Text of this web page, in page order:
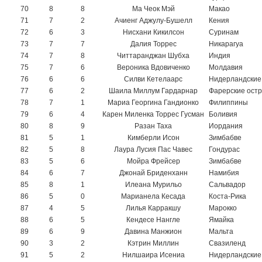
70
8 8 Ма Чеок Мэй
Макао
71
7 2 Ачиенг Аджулу-Бушелл
Кения
72
6 3 Нисхани Кикилсон
Суринам
73
7 7 Далия Торрес
Никарагуа
74
7 8 Читтаранджан Шубха
Индия
75
7 6 Вероника Вдовиченко
Молдавия
76
6 6 Силви Кетелаарс
77
6 2 Шаила Миллум Гардарнар
Фарерские
78
7 1 Мариа Георгина Гандионко
Филиппины
79
6 4 Карен Миленка Торрес Гусман
Боливия
80
8 9 Разан Таха
Иордания
81
5 1 Кимберли Исон
Зимбабве
82
5 8 Лаура Лусия Пас Чавес
Гондурас
83
5 6 Мойра Фрейсер
Зимбабве
84
6 7 Джонай Бриденханн
Намибия
85
8 1 Илеана Мурильо
Сальвадор
86
5 0 Марианела Кесада
Коста-Рика
87
4 5 Лилья Карракшу
Марокко
88
6 5 Кендесе Нангле
Ямайка
89
6 9 Давина Манжион
Мальта
90
3 2 Кэтрин Миллин
Свазиленд
91
5 2 Нилшаира Исениа